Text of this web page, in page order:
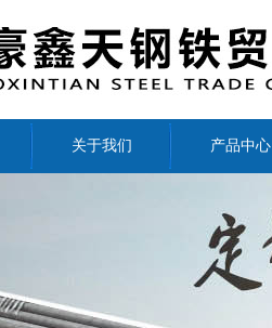
关于我们 产品中心